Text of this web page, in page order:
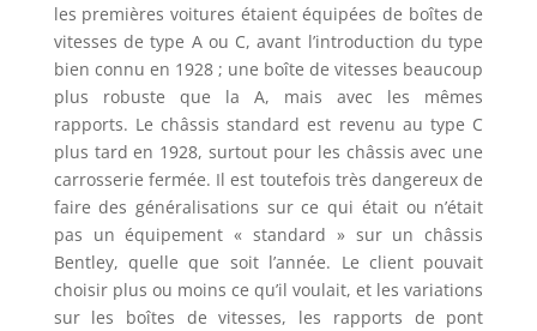
les premières voitures étaient équipées de boîtes de
vitesses de type A ou C, avant l’introduction du type
bien connu en 1928 ; une boîte de vitesses beaucoup
plus robuste que la A, mais avec les mêmes
rapports. Le châssis standard est revenu au type C
plus tard en 1928, surtout pour les châssis avec une
carrosserie fermée. Il est toutefois très dangereux de
faire des généralisations sur ce qui était ou n’était
pas un équipement « standard » sur un châssis
Bentley, quelle que soit l’année. Le client pouvait
choisir plus ou moins ce qu’il voulait, et les variations
sur les boîtes de vitesses, les rapports de pont